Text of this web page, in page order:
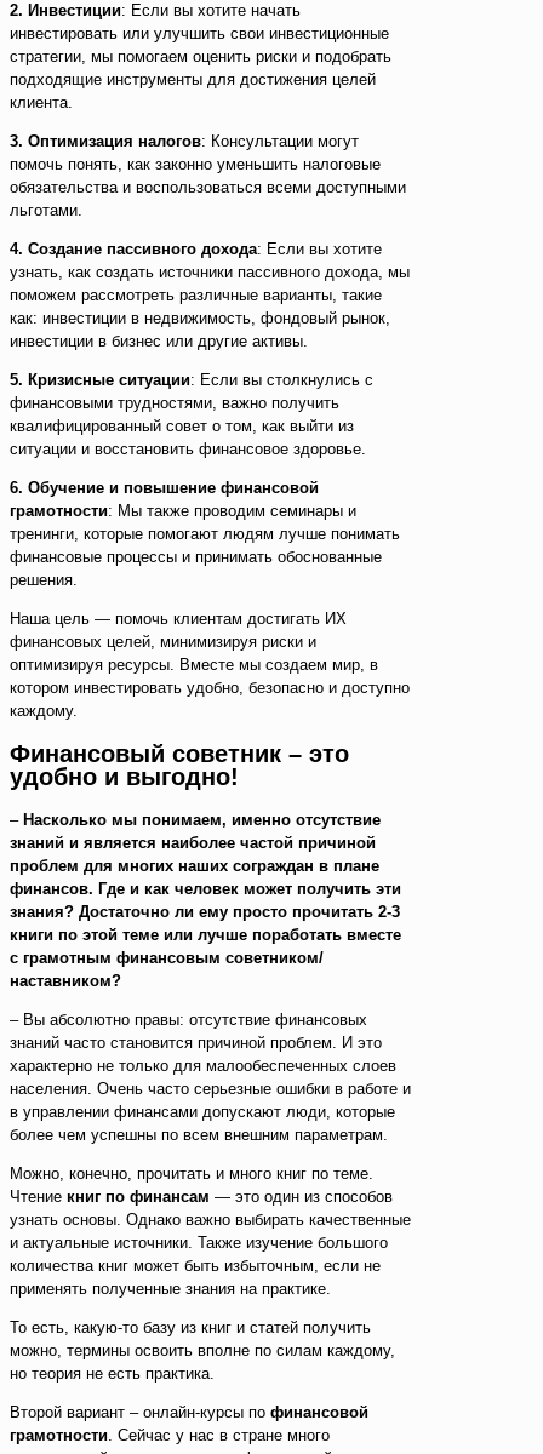
2. Инвестиции: Если вы хотите начать
инвестировать или улучшить свои инвестиционные
стратегии, мы помогаем оценить риски и подобрать
подходящие инструменты для достижения целей
клиента.
3. Оптимизация налогов: Консультации могут
помочь понять, как законно уменьшить налоговые
обязательства и воспользоваться всеми доступными
льготами.
4. Создание пассивного дохода: Если вы хотите
узнать, как создать источники пассивного дохода, мы
поможем рассмотреть различные варианты, такие
как: инвестиции в недвижимость, фондовый рынок,
инвестиции в бизнес или другие активы.
5. Кризисные ситуации: Если вы столкнулись с
финансовыми трудностями, важно получить
квалифицированный совет о том, как выйти из
ситуации и восстановить финансовое здоровье.
6. Обучение и повышение финансовой
грамотности: Мы также проводим семинары и
тренинги, которые помогают людям лучше понимать
финансовые процессы и принимать обоснованные
решения.
Наша цель — помочь клиентам достигать ИХ
финансовых целей, минимизируя риски и
оптимизируя ресурсы. Вместе мы создаем мир, в
котором инвестировать удобно, безопасно и доступно
каждому.
Финансовый советник – это
удобно и выгодно!
–Насколько мы понимаем, именно отсутствие
знаний и является наиболее частой причиной
проблем для многих наших сограждан в плане
финансов. Где и как человек может получить эти
знания? Достаточно ли ему просто прочитать 2-3
книги по этой теме или лучше поработать вместе
с грамотным финансовым советником/
наставником?
– Вы абсолютно правы: отсутствие финансовых
знаний часто становится причиной проблем. И это
характерно не только для малообеспеченных слоев
населения. Очень часто серьезные ошибки в работе и
в управлении финансами допускают люди, которые
более чем успешны по всем внешним параметрам.
Можно, конечно, прочитать и много книг по теме.
Чтение книг по финансам — это один из способов
узнать основы. Однако важно выбирать качественные
и актуальные источники. Также изучение большого
количества книг может быть избыточным, если не
применять полученные знания на практике.
То есть, какую-то базу из книг и статей получить
можно, термины освоить вполне по силам каждому,
но теория не есть практика.
Второй вариант – онлайн-курсы по финансовой
грамотности. Сейчас у нас в стране много